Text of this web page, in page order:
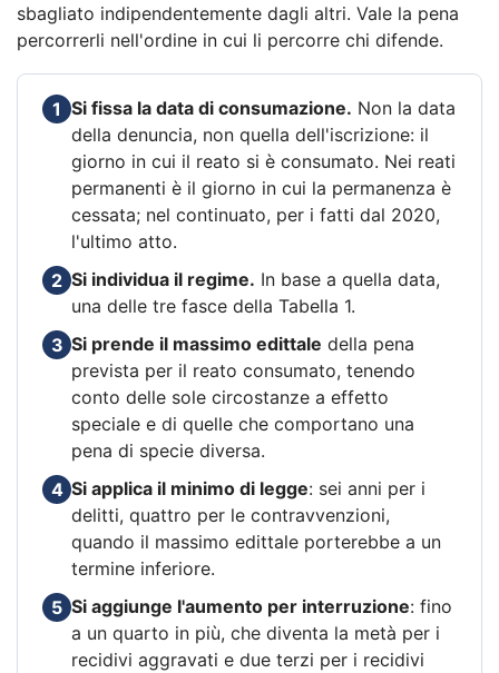
sbagliato indipendentemente dagli altri. Vale la pena
percorrerli nell'ordine in cui li percorre chi difende.
1 Si fissa la data di consumazione. Non la data
della denuncia, non quella dell'iscrizione: il
giorno in cui il reato si è consumato. Nei reati
permanenti è il giorno in cui la permanenza è
cessata; nel continuato, per i fatti dal 2020,
l'ultimo atto.
2 Si individua il regime. In base a quella data,
una delle tre fasce della Tabella 1.
3 Si prende il massimo edittale della pena
prevista per il reato consumato, tenendo
conto delle sole circostanze a effetto
speciale e di quelle che comportano una
pena di specie diversa.
4 Si applica il minimo di legge: sei anni per i
delitti, quattro per le contravvenzioni,
quando il massimo edittale porterebbe a un
termine inferiore.
5 Si aggiunge l'aumento per interruzione: fino
a un quarto in più, che diventa la metà per i
recidivi aggravati e due terzi per i recidivi